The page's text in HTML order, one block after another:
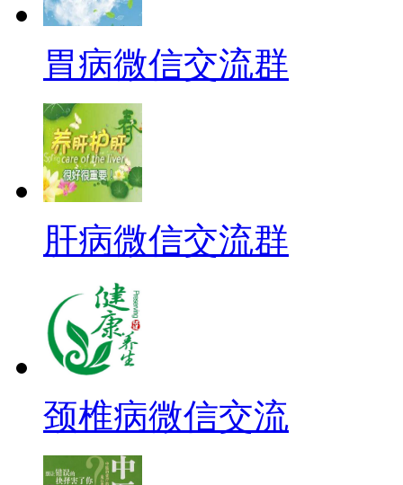
胃病微信交流群
肝病微信交流群
颈椎病微信交流